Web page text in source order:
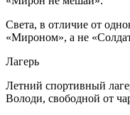
Света, в отличие от
«Мироном», а не
Лагерь
Летний спортивный
Володи, свободной от